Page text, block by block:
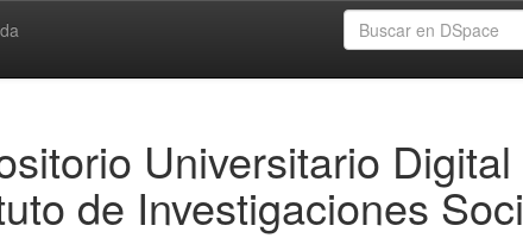
Universitario Digital
de Investigaciones